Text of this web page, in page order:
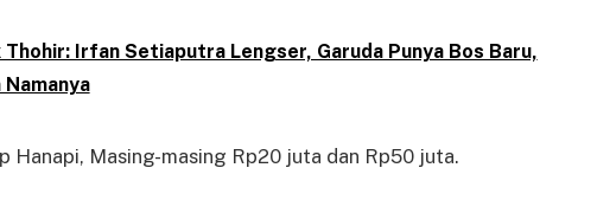
Thohir: Irfan Setiaputra Lengser, Garuda Punya Bos Baru,
Hanapi, Masing-masing Rp20 juta dan Rp50 juta.